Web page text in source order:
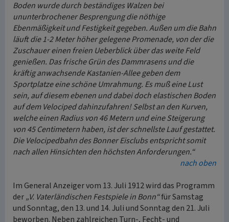
Boden wurde durch beständiges Walzen bei
ununterbrochener Besprengung die nöthige
Ebenmäßigkeit und Festigkeit gegeben. Außen um die Bahn
läuft die 1-2 Meter höher gelegene Promenade, von der die
Zuschauer einen freien Ueberblick über das weite Feld
genießen. Das frische Grün des Dammrasens und die
kräftig anwachsende Kastanien-Allee geben dem
Sportplatze eine schöne Umrahmung. Es muß eine Lust
sein, auf diesem ebenen und dabei doch elastischen Boden
auf dem Velociped dahinzufahren! Selbst an den Kurven,
welche einen Radius von 46 Metern und eine Steigerung
von 45 Centimetern haben, ist der schnellste Lauf gestattet.
Die Velocipedbahn des Bonner Eisclubs entspricht somit
nach allen Hinsichten den höchsten Anforderungen.“
nach oben
Im General Anzeiger vom 13. Juli 1912 wird das Programm
der„V. Vaterländischen Festspiele in Bonn“für Samstag
und Sonntag, den 13. und 14. Juli und Sonntag den 21. Juli
beworben. Neben zahlreichen Turn-, Fecht- und